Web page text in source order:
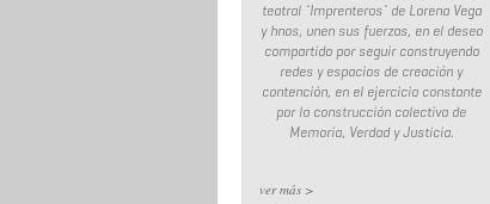
teatral ¨Imprenteros¨ de Lorena Vega
y hnos, unen sus fuerzas, en el deseo
compartido por seguir construyendo
redes y espacios de creación y
contención, en el ejercicio constante
por la construcción colectiva de
Memoria, Verdad y Justicia.
ver más >